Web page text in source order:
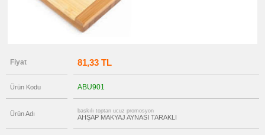
Fiyat 81,33 TL
Ürün Kodu ABU901
Ürün Adı baskılı toptan ucuz promosyon
AHŞAP MAKYAJ AYNASI TARAKLI
Organizer
Geri
Ürünler
promosyon